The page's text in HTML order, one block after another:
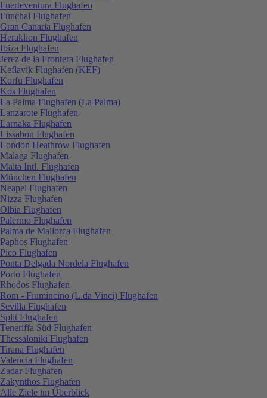
Fuerteventura Flughafen
Funchal Flughafen
Gran Canaria Flughafen
Heraklion Flughafen
Ibiza Flughafen
Jerez de la Frontera Flughafen
Keflavik Flughafen (KEF)
Korfu Flughafen
Kos Flughafen
La Palma Flughafen (La Palma)
Lanzarote Flughafen
Larnaka Flughafen
Lissabon Flughafen
London Heathrow Flughafen
Malaga Flughafen
Malta Intl. Flughafen
München Flughafen
Neapel Flughafen
Nizza Flughafen
Olbia Flughafen
Palermo Flughafen
Palma de Mallorca Flughafen
Paphos Flughafen
Pico Flughafen
Ponta Delgada Nordela Flughafen
Porto Flughafen
Rhodos Flughafen
Rom - Fiumincino (L.da Vinci) Flughafen
Sevilla Flughafen
Split Flughafen
Teneriffa Süd Flughafen
Thessaloniki Flughafen
Tirana Flughafen
Valencia Flughafen
Zadar Flughafen
Zakynthos Flughafen
Alle Ziele im Überblick